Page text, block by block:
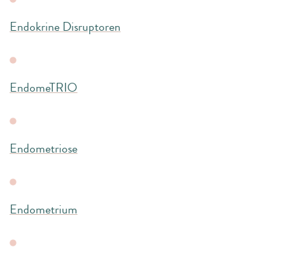
Endokrine Disruptoren
EndomeTRIO
Endometriose
Endometrium